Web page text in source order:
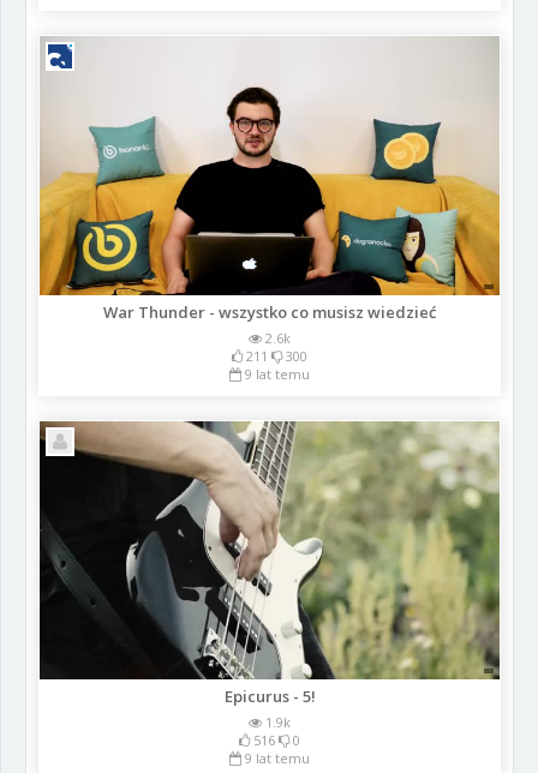
War Thunder - wszystko co musisz wiedzieć
2.6k
211
300
9 lat temu
Epicurus - 5!
1.9k
516
0
9 lat temu